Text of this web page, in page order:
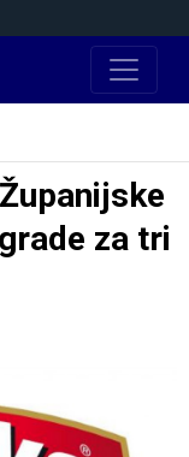
za tri